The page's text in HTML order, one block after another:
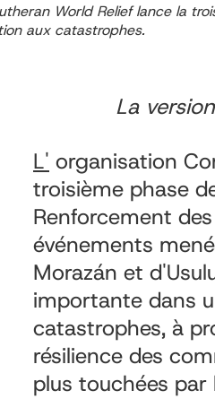
World Relief lance la
aux catastrophes.
La
L' organisation
troisième phase
Renforcement
événements
Morazán et
importante dans
catastrophes, à
résilience des
plus touchées